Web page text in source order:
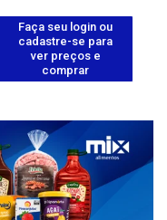
Faça seu login ou
cadastre-se para
ver preços e
comprar